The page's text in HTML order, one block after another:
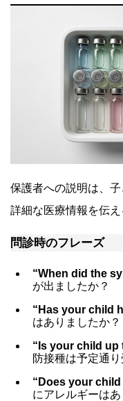
保護者への説明は、
詳細な医療情報を伝え
問診時のフレーズ
“When did the
が出ましたか？
“Has your child
はありましたか？
“Is your child up
防接種は予定通
“Does your
にアレルギーはあ